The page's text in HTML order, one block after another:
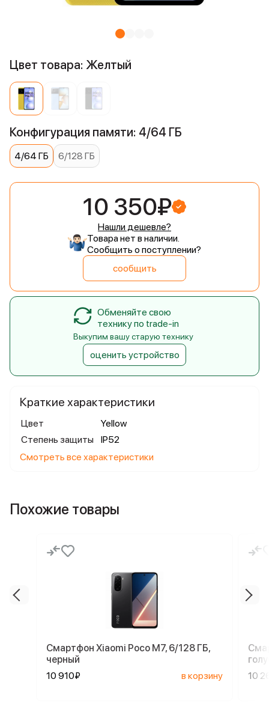
Краткие характеристики
Цвет
Yellow
Степень защиты
IP52
Смотреть все характеристики
Цвет товара: Желтый
Конфигурация памяти: 4/64 ГБ
4/64 ГБ 6/128 ГБ
10 350₽
Нашли дешевле?
Товара нет в наличии.
Сообщить о поступлении?
сообщить
Обменяйте свою
технику по trade-in
Выкупим вашу старую технику
оценить устройство
Похожие товары
Смартфон Xiaomi Poco M7, 6/128 ГБ,
черный
10 910₽
в корзину
10